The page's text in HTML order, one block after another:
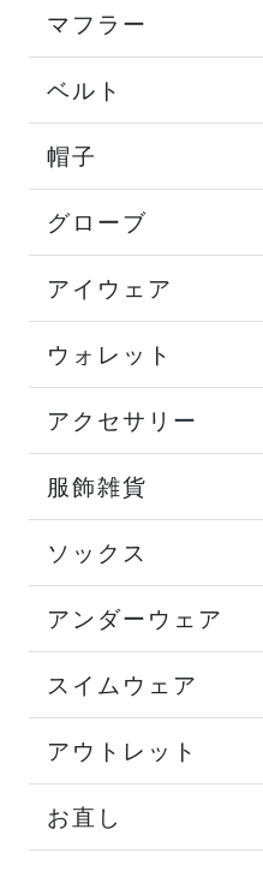
マフラー
ベルト
帽子
グローブ
アイウェア
ウォレット
アクセサリー
服飾雑貨
ソックス
アンダーウェア
スイムウェア
アウトレット
お直し